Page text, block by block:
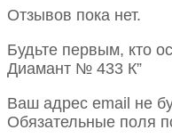
Отзывов пока нет.
Будьте первым, кто
Диамант № 433 К”
Ваш адрес email не
Обязательные поля